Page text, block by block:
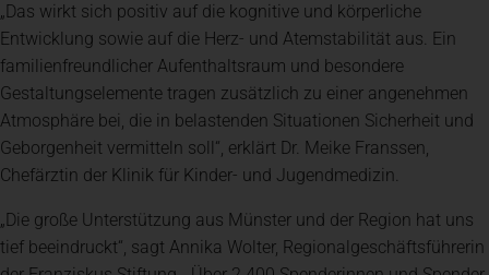
„Das wirkt sich positiv auf die kognitive und körperliche
Entwicklung sowie auf die Herz- und Atemstabilität aus. Ein
familienfreundlicher Aufenthaltsraum und besondere
Gestaltungselemente tragen zusätzlich zu einer angenehmen
Atmosphäre bei, die in belastenden Situationen Sicherheit und
Geborgenheit vermitteln soll“, erklärt Dr. Meike Franssen,
Chefärztin der Klinik für Kinder- und Jugendmedizin.
„Die große Unterstützung aus Münster und der Region hat uns
tief beeindruckt“, sagt Annika Wolter, Regionalgeschäftsführerin